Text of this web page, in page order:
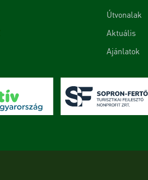
Útvonalak
Aktuális
Ajánlatok